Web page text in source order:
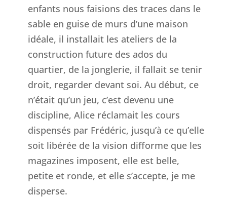
enfants nous faisions des traces dans le
sable en guise de murs d’une maison
idéale, il installait les ateliers de la
construction future des ados du
quartier, de la jonglerie, il fallait se tenir
droit, regarder devant soi. Au début, ce
n’était qu’un jeu, c’est devenu une
discipline, Alice réclamait les cours
dispensés par Frédéric, jusqu’à ce qu’elle
soit libérée de la vision difforme que les
magazines imposent, elle est belle,
petite et ronde, et elle s’accepte, je me
disperse.